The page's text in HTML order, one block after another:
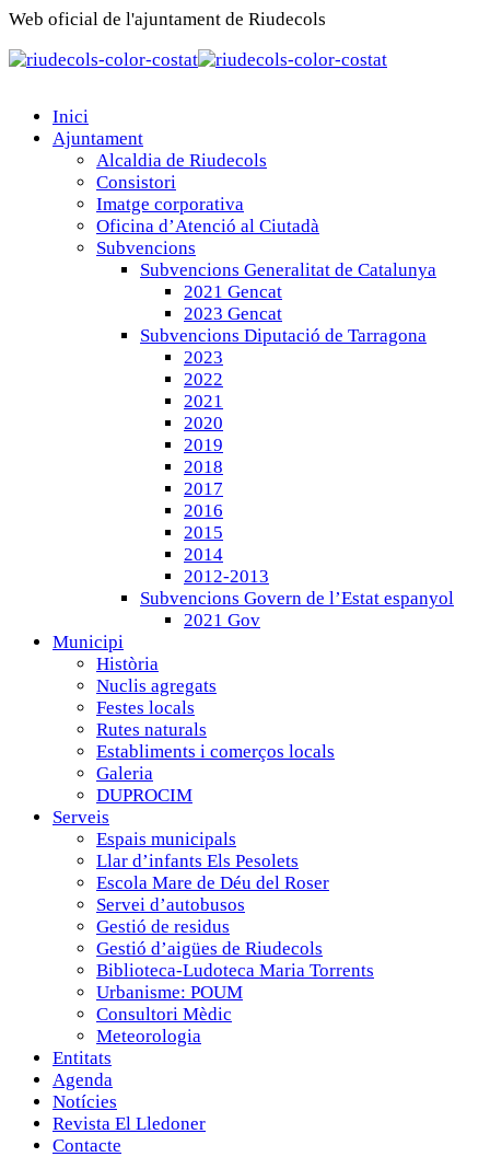
Web oficial de l'ajuntament de Riudecols
Inici
Ajuntament
Alcaldia de Riudecols
Consistori
Imatge corporativa
Oficina d’Atenció al Ciutadà
Subvencions
Subvencions Generalitat de Catalunya
2021 Gencat
2023 Gencat
Subvencions Diputació de Tarragona
2023
2022
2021
2020
2019
2018
2017
2016
2015
2014
2012-2013
Subvencions Govern de l’Estat espanyol
2021 Gov
Municipi
Història
Nuclis agregats
Festes locals
Rutes naturals
Establiments i comerços locals
Galeria
DUPROCIM
Serveis
Espais municipals
Llar d’infants Els Pesolets
Escola Mare de Déu del Roser
Servei d’autobusos
Gestió de residus
Gestió d’aigües de Riudecols
Biblioteca-Ludoteca Maria Torrents
Urbanisme: POUM
Consultori Mèdic
Meteorologia
Entitats
Agenda
Notícies
Revista El Lledoner
Contacte